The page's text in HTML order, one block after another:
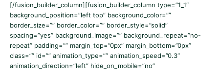
[/fusion_builder_column][fusion_builder_column type=”1_1″
background_position=”left top” background_color=””
border_size=”” border_color=”” border_style=”solid”
spacing=”yes” background_image=”” background_repeat=”no-
repeat” padding=”” margin_top=”0px” margin_bottom=”0px”
class=”” id=”” animation_type=”” animation_speed=”0.3″
animation_direction=”left” hide_on_mobile=”no”